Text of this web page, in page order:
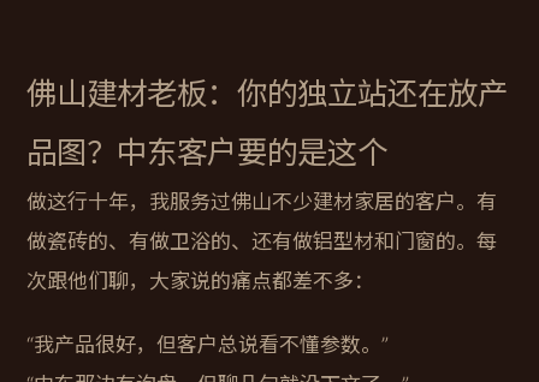
佛山建材老板：你的独立站还在放产
品图？中东客户要的是这个
做这行十年，我服务过佛山不少建材家居的客户。有
做瓷砖的、有做卫浴的、还有做铝型材和门窗的。每
次跟他们聊，大家说的痛点都差不多：
“我产品很好，但客户总说看不懂参数。”